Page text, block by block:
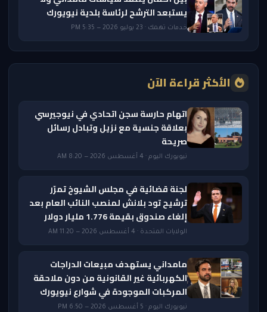
يستبعد الترشح لرئاسة بلدية نيويورك
خدمات تهمك · 23 يوليو 2026 — 5:35 PM
الأكثر قراءة الآن
اتهام حارسة سجن اتحادي في نيوجيرسي
بعلاقة جنسية مع نزيل وتبادل رسائل
صريحة
نيويورك اليوم · 4 أغسطس 2026 — 8:20 AM
لجنة قضائية في مجلس الشيوخ تمرّر
ترشيح تود بلانش لمنصب النائب العام بعد
إلغاء صندوق بقيمة 1.776 مليار دولار
الولايات المتحدة · 4 أغسطس 2026 — 11:20 AM
مامداني يستهدف مبيعات الدراجات
الكهربائية غير القانونية من دون ملاحقة
المركبات الموجودة في شوارع نيويورك
نيويورك اليوم · 5 أغسطس 2026 — 6:50 PM